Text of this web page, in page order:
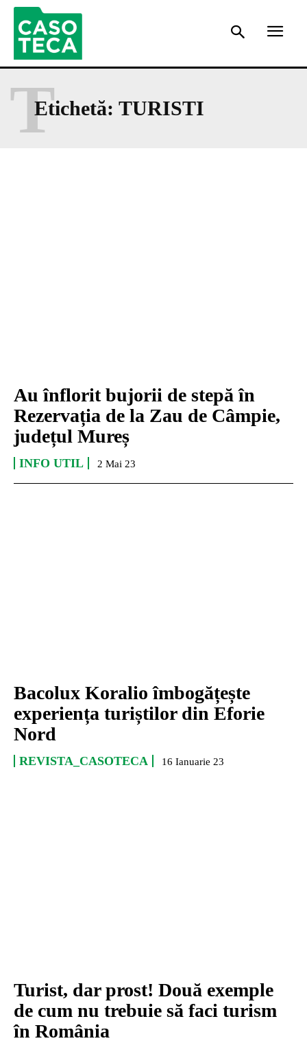
Etichetă: TURISTI
T
Au înflorit bujorii de stepă în
Rezervația de la Zau de Câmpie,
județul Mureș
INFO UTIL 2 Mai 23
Bacolux Koralio îmbogățește
experiența turiștilor din Eforie
Nord
REVISTA_CASOTECA 16 Ianuarie 23
Turist, dar prost! Două exemple
de cum nu trebuie să faci turism
în România